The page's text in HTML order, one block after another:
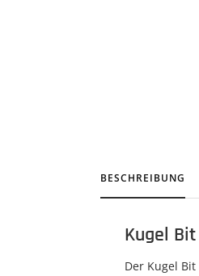
BESCHREIBUNG
Kugel
Der Kugel